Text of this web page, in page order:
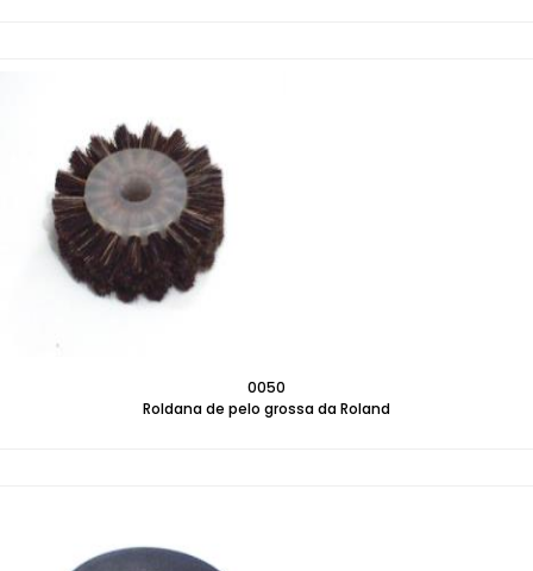
0050
Roldana de pelo grossa da Roland